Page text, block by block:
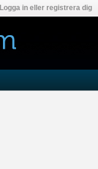
Logga in eller registrera dig